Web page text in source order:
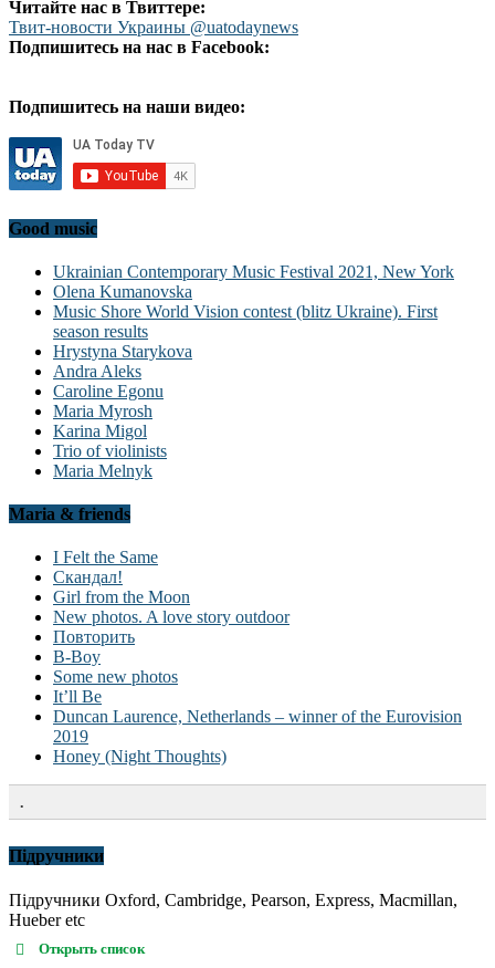
Читайте нас в Твиттере:
Твит-новости Украины @uatodaynews
Подпишитесь на нас в Facebook:
Подпишитесь на наши видео:
Good music
Ukrainian Contemporary Music Festival 2021, New York
Olena Kumanovska
Music Shore World Vision contest (blitz Ukraine). First
season results
Hrystyna Starykova
Andra Aleks
Caroline Egonu
Maria Myrosh
Karina Migol
Trio of violinists
Maria Melnyk
Maria & friends
I Felt the Same
Скандал!
Girl from the Moon
New photos. A love story outdoor
Повторить
B-Boy
Some new photos
It’ll Be
Duncan Laurence, Netherlands – winner of the Eurovision
2019
Honey (Night Thoughts)
.
Підручники
Підручники Oxford, Cambridge, Pearson, Express, Macmillan,
Hueber etc
Открыть список